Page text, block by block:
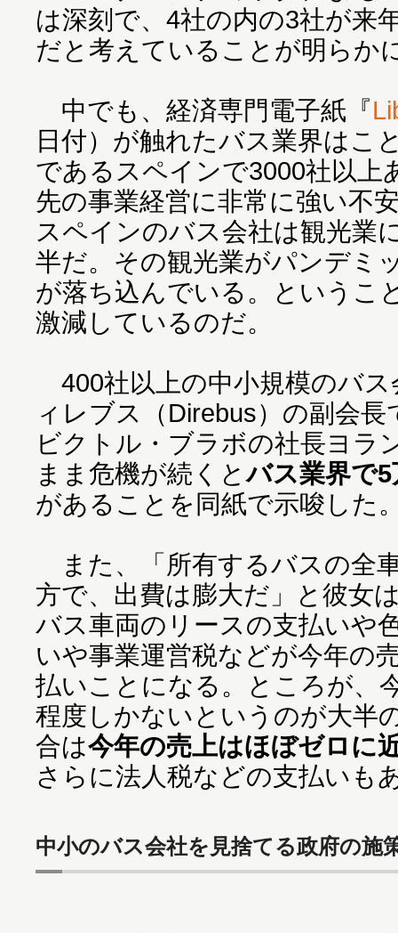
は深刻で、4社の内の3社が来
だと考えていることが明らか
中でも、経済専門電子紙『
日付）が触れたバス業界はこ
であるスペインで3000社以上
先の事業経営に非常に強い不
スペインのバス会社は観光業
半だ。その観光業がパンデミ
が落ち込んでいる。というこ
激減しているのだ。
400社以上の中小規模のバ
ィレブス（Direbus）の副会
ビクトル・ブラボの社長ヨラ
まま危機が続くとバス業界で
があることを同紙で示唆した
また、「所有するバスの全
方で、出費は膨大だ」と彼女
バス車両のリースの支払いや
いや事業運営税などが今年の
払いことになる。ところが、
程度しかないというのが大半
合は今年の売上はほぼゼロに
さらに法人税などの支払い
中小のバス会社を見捨てる政府の施